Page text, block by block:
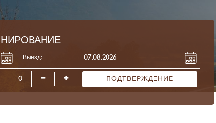
Выезд:
ПОДТВЕРЖДЕНИЕ